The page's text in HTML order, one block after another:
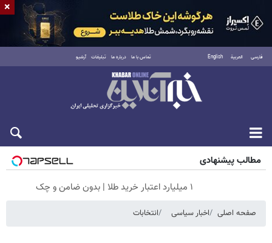
فارسی العربية English تماس با ما درباره ما تبلیغات آرشیو
شنبه ۱۷ مرداد ۱۴۰۵
مطالب پیشنهادی
۱ میلیارد اعتبار خرید طلا | بدون ضامن و چک
صفحه اصلی اخبار سیاسی انتخابات
×